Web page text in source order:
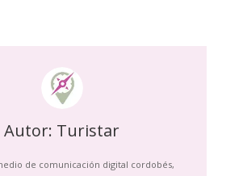
Autor: Turistar
de comunicación digital cordobés,